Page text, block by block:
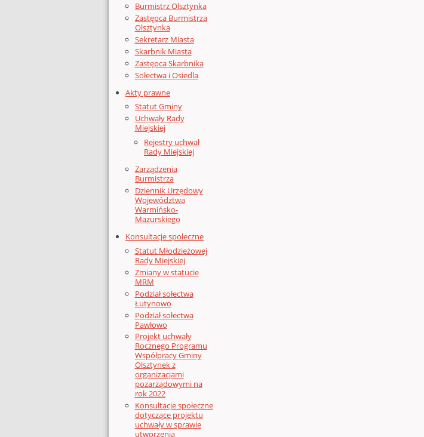
Burmistrz Olsztynka
Zastępca Burmistrza
Olsztynka
Sekretarz Miasta
Skarbnik Miasta
Zastępca Skarbnika
Sołectwa i Osiedla
Akty prawne
Statut Gminy
Uchwały Rady
Miejskiej
Rejestry uchwał
Rady Miejskiej
Zarządzenia
Burmistrza
Dziennik Urzędowy
Województwa
Warmińsko-
Mazurskiego
Konsultacje społeczne
Statut Młodzieżowej
Rady Miejskiej
Zmiany w statucie
MRM
Podział sołectwa
Łutynowo
Podział sołectwa
Pawłowo
Projekt uchwały
Rocznego Programu
Współpracy Gminy
Olsztynek z
organizacjami
pozarządowymi na
rok 2022
Konsultacje społeczne
dotyczące projektu
uchwały w sprawie
utworzenia